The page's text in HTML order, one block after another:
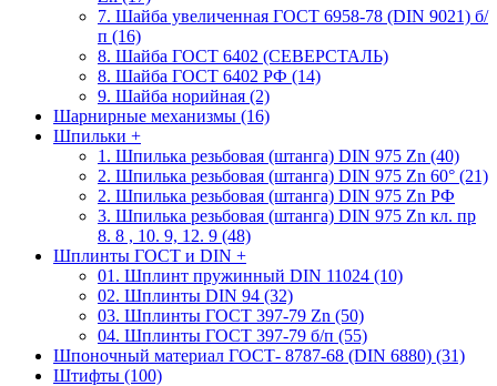
7. Шайба увеличенная ГОСТ 6958-78 (DIN 9021) б/
п (16)
8. Шайба ГОСТ 6402 (СЕВЕРСТАЛЬ)
8. Шайба ГОСТ 6402 РФ (14)
9. Шайба норийная (2)
Шарнирные механизмы (16)
Шпильки +
1. Шпилька резьбовая (штанга) DIN 975 Zn (40)
2. Шпилька резьбовая (штанга) DIN 975 Zn 60° (21)
2. Шпилька резьбовая (штанга) DIN 975 Zn РФ
3. Шпилька резьбовая (штанга) DIN 975 Zn кл. пр
8. 8 , 10. 9, 12. 9 (48)
Шплинты ГОСТ и DIN +
01. Шплинт пружинный DIN 11024 (10)
02. Шплинты DIN 94 (32)
03. Шплинты ГОСТ 397-79 Zn (50)
04. Шплинты ГОСТ 397-79 б/п (55)
Шпоночный материал ГОСТ- 8787-68 (DIN 6880) (31)
Штифты (100)